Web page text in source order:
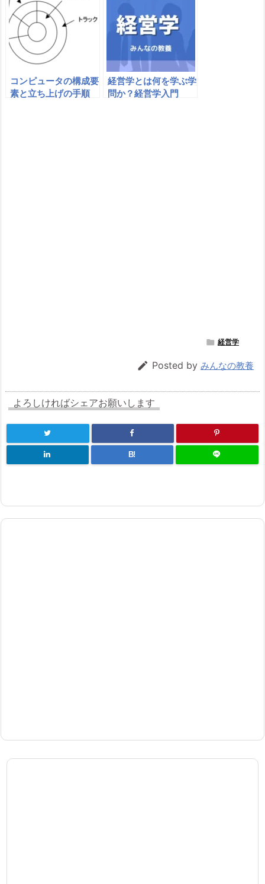
コンピュータの構成要
素と立ち上げの手順
経営学とは何を学ぶ学
問か？経営学入門
 経営学
 Posted by みんなの教養
よろしければシェアお願いします
B!